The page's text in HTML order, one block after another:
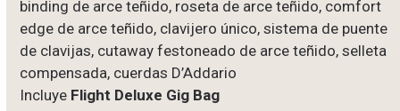
binding de arce teñido, roseta de arce teñido, comfort
edge de arce teñido, clavijero único, sistema de puente
de clavijas, cutaway festoneado de arce teñido, selleta
compensada, cuerdas D’Addario
Incluye Flight Deluxe Gig Bag